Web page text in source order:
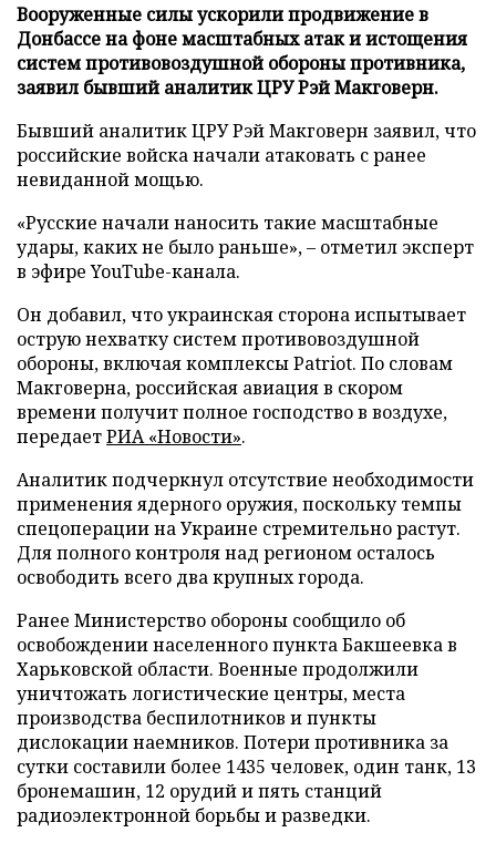
Вооруженные силы ускорили продвижение в
Донбассе на фоне масштабных атак и истощения
систем противовоздушной обороны противника,
заявил бывший аналитик ЦРУ Рэй Макговерн.
Бывший аналитик ЦРУ Рэй Макговерн заявил, что
российские войска начали атаковать с ранее
невиданной мощью.
«Русские начали наносить такие масштабные
удары, каких не было раньше», – отметил эксперт
в эфире YouTube-канала.
Он добавил, что украинская сторона испытывает
острую нехватку систем противовоздушной
обороны, включая комплексы Patriot. По словам
Макговерна, российская авиация в скором
времени получит полное господство в воздухе,
передаетРИА «Новости».
Аналитик подчеркнул отсутствие необходимости
применения ядерного оружия, поскольку темпы
спецоперации на Украине стремительно растут.
Для полного контроля над регионом осталось
освободить всего два крупных города.
Ранее Министерство обороны сообщило об
освобождении населенного пункта Бакшеевка в
Харьковской области. Военные продолжили
уничтожать логистические центры, места
производства беспилотников и пункты
дислокации наемников. Потери противника за
сутки составили более 1435 человек, один танк, 13
бронемашин, 12 орудий и пять станций
радиоэлектронной борьбы и разведки.